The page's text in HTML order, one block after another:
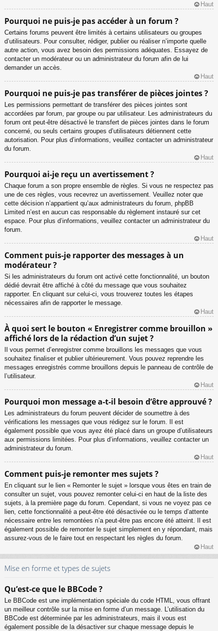
Haut
Pourquoi ne puis-je pas accéder à un forum ?
Certains forums peuvent être limités à certains utilisateurs ou groupes
d’utilisateurs. Pour consulter, rédiger, publier ou réaliser n’importe quelle
autre action, vous avez besoin des permissions adéquates. Essayez de
contacter un modérateur ou un administrateur du forum afin de lui
demander un accès.
Haut
Pourquoi ne puis-je pas transférer de pièces jointes ?
Les permissions permettant de transférer des pièces jointes sont
accordées par forum, par groupe ou par utilisateur. Les administrateurs du
forum ont peut-être désactivé le transfert de pièces jointes dans le forum
concerné, ou seuls certains groupes d’utilisateurs détiennent cette
autorisation. Pour plus d’informations, veuillez contacter un administrateur
du forum.
Haut
Pourquoi ai-je reçu un avertissement ?
Chaque forum a son propre ensemble de règles. Si vous ne respectez pas
une de ces règles, vous recevrez un avertissement. Veuillez noter que
cette décision n’appartient qu’aux administrateurs du forum, phpBB
Limited n’est en aucun cas responsable du règlement instauré sur cet
espace. Pour plus d’informations, veuillez contacter un administrateur du
forum.
Haut
Comment puis-je rapporter des messages à un
modérateur ?
Si les administrateurs du forum ont activé cette fonctionnalité, un bouton
dédié devrait être affiché à côté du message que vous souhaitez
rapporter. En cliquant sur celui-ci, vous trouverez toutes les étapes
nécessaires afin de rapporter le message.
Haut
À quoi sert le bouton « Enregistrer comme brouillon »
affiché lors de la rédaction d’un sujet ?
Il vous permet d’enregistrer comme brouillons les messages que vous
souhaitez finaliser et publier ultérieurement. Vous pouvez reprendre les
messages enregistrés comme brouillons depuis le panneau de contrôle de
l’utilisateur.
Haut
Pourquoi mon message a-t-il besoin d’être approuvé ?
Les administrateurs du forum peuvent décider de soumettre à des
vérifications les messages que vous rédigez sur le forum. Il est
également possible que vous ayez été placé dans un groupe d’utilisateurs
aux permissions limitées. Pour plus d’informations, veuillez contacter un
administrateur du forum.
Haut
Comment puis-je remonter mes sujets ?
En cliquant sur le lien « Remonter le sujet » lorsque vous êtes en train de
consulter un sujet, vous pouvez remonter celui-ci en haut de la liste des
sujets, à la première page du forum. Cependant, si vous ne voyez pas ce
lien, cette fonctionnalité a peut-être été désactivée ou le temps d’attente
nécessaire entre les remontées n’a peut-être pas encore été atteint. Il est
également possible de remonter le sujet simplement en y répondant, mais
assurez-vous de le faire tout en respectant les règles du forum.
Haut
Mise en forme et types de sujets
Qu’est-ce que le BBCode ?
Le BBCode est une implémentation spéciale du code HTML, vous offrant
un meilleur contrôle sur la mise en forme d’un message. L’utilisation du
BBCode est déterminée par les administrateurs, mais il vous est
également possible de la désactiver sur chaque message depuis le